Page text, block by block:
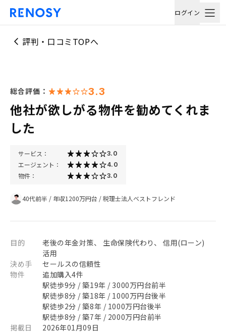
ログイン
評判・口コミTOPへ
総合評価： 3.3
他社が欲しがる物件を勧めてくれま
した
サービス： 3.0
エージェント： 4.0
物件： 3.0
40代前半 / 年収1200万円台 /税理士法人ベストフレンド
目的
老後の年金対策、 生命保険代わり、 信用(ローン)
活用
決め手
セールスの信頼性
物件
追加購入4件
駅徒歩9分 / 築19年 / 3000万円台前半
駅徒歩8分 / 築18年 / 1000万円台後半
駅徒歩2分 / 築8年 / 1000万円台後半
駅徒歩8分 / 築7年 / 2000万円台前半
掲載日
2026年01月09日